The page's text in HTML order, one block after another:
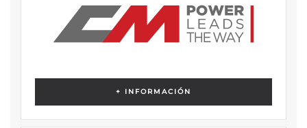
+ INFORMACIÓN